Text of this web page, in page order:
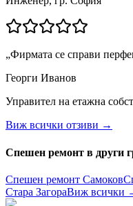
„Фирмата се справи
Георги Иванов
Управител на етажна
Виж всички отзиви →
Спешен ремонт в други
Спешен ремонт Самоков
Стара ЗагораВиж всички